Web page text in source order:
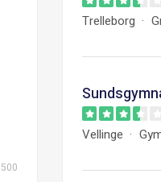
Trelleborg
Vellinge